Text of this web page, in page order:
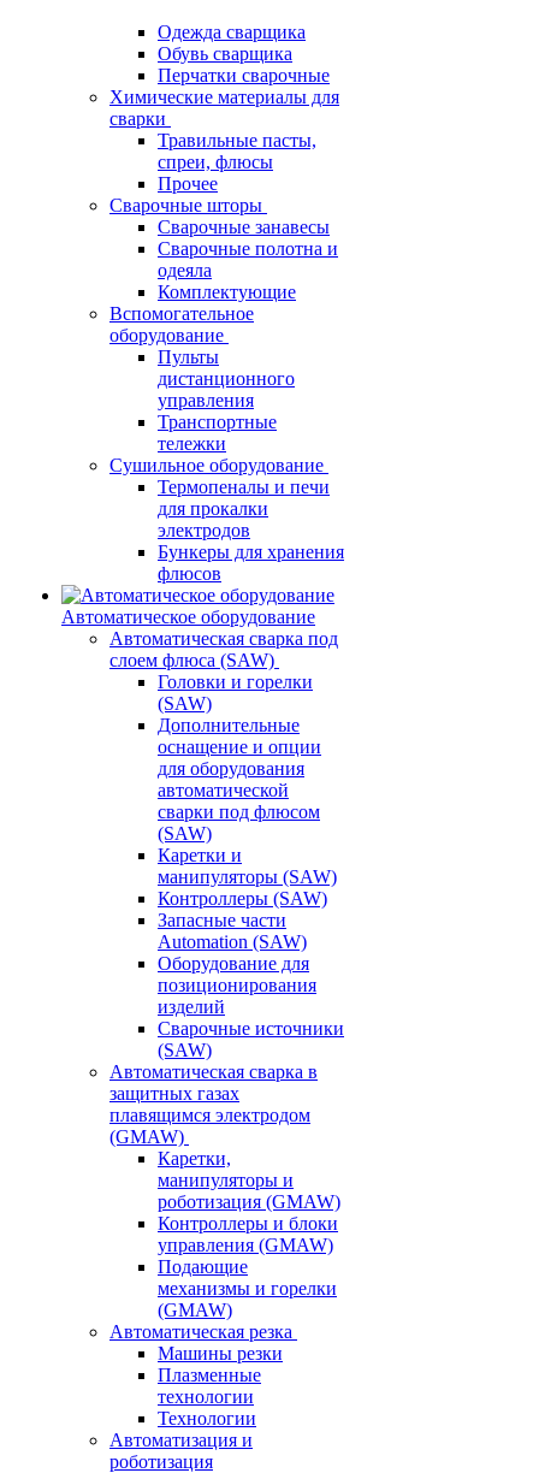
Одежда сварщика
Обувь сварщика
Перчатки сварочные
Химические материалы для
сварки
Травильные пасты,
спреи, флюсы
Прочее
Сварочные шторы
Сварочные занавесы
Сварочные полотна и
одеяла
Комплектующие
Вспомогательное
оборудование
Пульты
дистанционного
управления
Транспортные
тележки
Сушильное оборудование
Термопеналы и печи
для прокалки
электродов
Бункеры для хранения
флюсов
Автоматическое оборудование
Автоматическая сварка под
слоем флюса (SAW)
Головки и горелки
(SAW)
Дополнительные
оснащение и опции
для оборудования
автоматической
сварки под флюсом
(SAW)
Каретки и
манипуляторы (SAW)
Контроллеры (SAW)
Запасные части
Automation (SAW)
Оборудование для
позиционирования
изделий
Сварочные источники
(SAW)
Автоматическая сварка в
защитных газах
плавящимся электродом
(GMAW)
Каретки,
манипуляторы и
роботизация (GMAW)
Контроллеры и блоки
управления (GMAW)
Подающие
механизмы и горелки
(GMAW)
Автоматическая резка
Машины резки
Плазменные
технологии
Технологии
Автоматизация и
роботизация